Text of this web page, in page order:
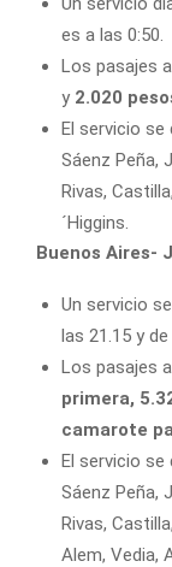
es a las 0:50.
Los pasajes
y 2.020
El servicio se
Sáenz Peña,
Rivas,
´Higgins.
Buenos Aires-
Un servicio
las 21.15 y
Los pasajes
primera,
camarote
El servicio se
Sáenz Peña,
Rivas,
Alem, Vedia,